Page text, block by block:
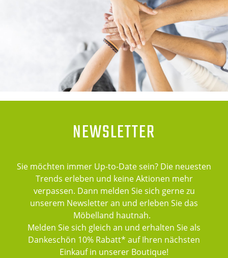
NEWSLETTER
Sie möchten immer Up-to-Date sein? Die neuesten
Trends erleben und keine Aktionen mehr
verpassen. Dann melden Sie sich gerne zu
unserem Newsletter an und erleben Sie das
Möbelland hautnah.
Melden Sie sich gleich an und erhalten Sie als
Dankeschön 10% Rabatt* auf Ihren nächsten
Einkauf in unserer Boutique!